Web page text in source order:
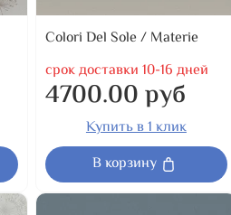
Colori Del Sole / Materie
срок доставки 10-16 дней
4700.00 руб
Купить в 1 клик
В корзину